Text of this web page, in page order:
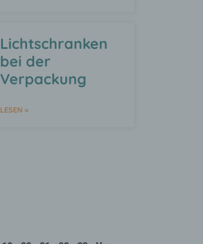
Lichtschranken
bei der
Verpackung
LESEN »